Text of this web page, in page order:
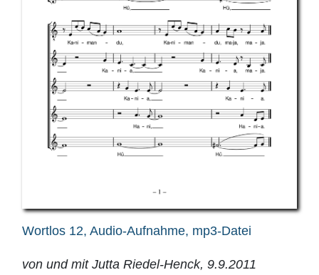
Wortlos 12, Audio-Aufnahme, mp3-Datei
von und mit Jutta Riedel-Henck, 9.9.2011